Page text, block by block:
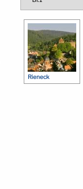
Rieneck